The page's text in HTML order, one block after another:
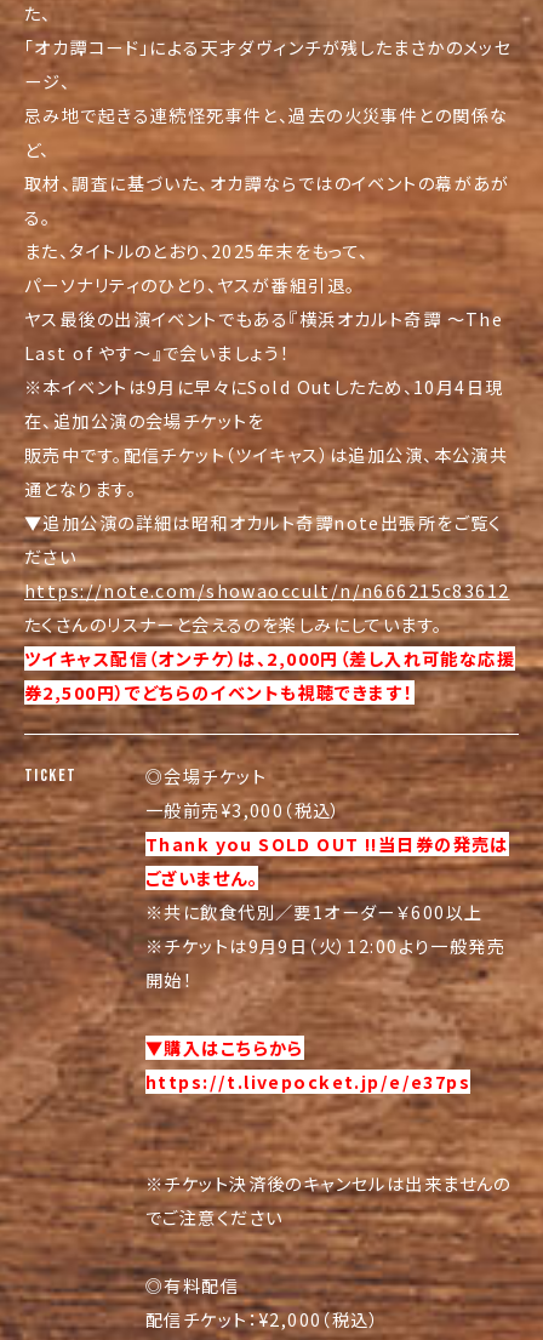
た、
「オカ譚コード」による天才ダヴィンチが残したまさかのメッセ
ージ、
忌み地で起きる連続怪死事件と、過去の火災事件との関係な
ど、
取材、調査に基づいた、オカ譚ならではのイベントの幕があが
る。
また、タイトルのとおり、2025年末をもって、
パーソナリティのひとり、ヤスが番組引退。
ヤス最後の出演イベントでもある『横浜オカルト奇譚 ～The
Last of やす～』で会いましょう！
※本イベントは9月に早々にSold Outしたため、10月4日現
在、追加公演の会場チケットを
販売中です。配信チケット（ツイキャス）は追加公演、本公演共
通となります。
▼追加公演の詳細は昭和オカルト奇譚note出張所をご覧く
ださい
https://note.com/showaoccult/n/n666215c83612
たくさんのリスナーと会えるのを楽しみにしています。
ツイキャス配信（オンチケ）は、2,000円（差し入れ可能な応援
券2,500円）でどちらのイベントも視聴できます！
TICKET
◎会場チケット
一般前売¥3,000（税込）
Thank you SOLD OUT !!当日券の発売は
ございません。
※共に飲食代別／要1オーダー￥600以上
※チケットは9月9日（火）12:00より一般発売
開始！
▼購入はこちらから
https://t.livepocket.jp/e/e37ps
※チケット決済後のキャンセルは出来ませんの
でご注意ください
◎有料配信
配信チケット：¥2,000（税込）